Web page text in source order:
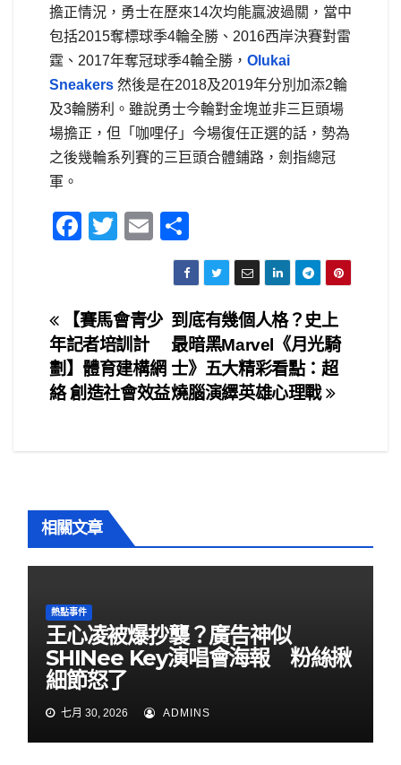
擔正情況，勇士在歷來14次均能贏波過關，當中
包括2015奪標球季4輪全勝、2016西岸決賽對雷
霆、2017年奪冠球季4輪全勝， Olukai
Sneakers 然後是在2018及2019年分別加添2輪
及3輪勝利。雖說勇士今輪對金塊並非三巨頭場
場擔正，但「咖哩仔」今場復任正選的話，勢為
之後幾輪系列賽的三巨頭合體鋪路，劍指總冠
軍。
F
e
b
o
o
T
er
E
m
ail
h
ar
e
文
章
導
到底有幾個人格？史上
最暗黑Marvel《月光騎
士》五大精彩看點：超
燒腦演繹英雄心理戰
【賽馬會青少
年記者培訓計
劃】體育建構網
絡 創造社會效益
相關文章
熱點事件
王心凌被爆抄襲？廣告神似
SHINee Key演唱會海報 粉絲揪
細節怒了
七月 30, 2026 ADMINS